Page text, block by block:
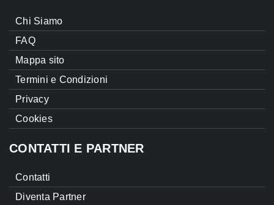
Chi Siamo
FAQ
Mappa sito
Termini e Condizioni
Privacy
Cookies
CONTATTI E PARTNER
Contatti
Diventa Partner